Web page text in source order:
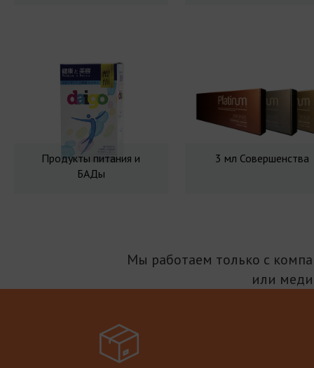
Продукты питания и
БАДы
3 мл Совершенства
Мы работаем только с
или